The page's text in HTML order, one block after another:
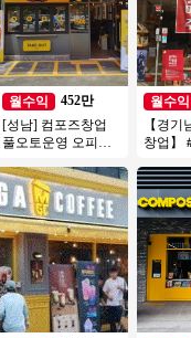
월수익
452만
[성남] 컴포즈창업
풀오토운영 오피스
창업/여성창업/소자
본창업
월수익
【경기
창업】
가맹점
여성창